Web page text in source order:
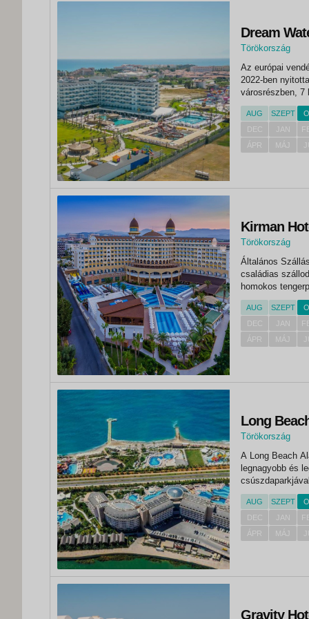
Dream
Törökország
Side
Az európai
2022-ben
városrészben, 7
AUG SZEPT
DEC
JAN
ÁPR
MÁJ
Kirman
Törökország
,
Side
Általános
családias
homokos
km-re Antalya
AUG SZEPT
DEC
JAN
ÁPR
MÁJ
Long
Törökország
Alanya
A Long Beach
legnagyobb és
AUG SZEPT
DEC
JAN
ÁPR
MÁJ
Gravity